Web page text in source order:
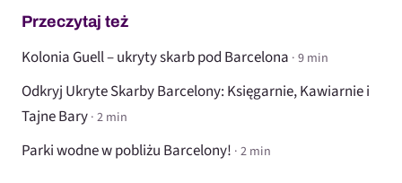
Przeczytaj też
Kolonia Guell – ukryty skarb pod Barcelona · 9 min
Odkryj Ukryte Skarby Barcelony: Księgarnie, Kawiarnie i
Tajne Bary · 2 min
Parki wodne w pobliżu Barcelony! · 2 min